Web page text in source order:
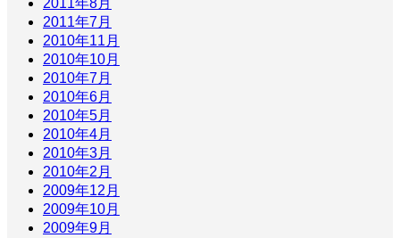
2011年8月
2011年7月
2010年11月
2010年10月
2010年7月
2010年6月
2010年5月
2010年4月
2010年3月
2010年2月
2009年12月
2009年10月
2009年9月